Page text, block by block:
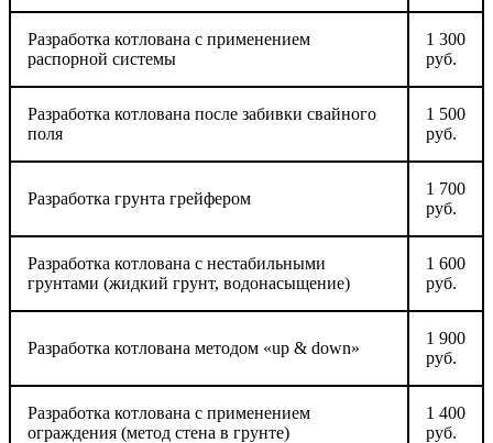
Разработка котлована с применением
распорной системы
1 300
руб.
Разработка котлована после забивки свайного
поля
1 500
руб.
Разработка грунта грейфером
1 700
руб.
Разработка котлована с нестабильными
грунтами (жидкий грунт, водонасыщение)
1 600
руб.
Разработка котлована методом «up & down»
1 900
руб.
Разработка котлована с применением
ограждения (метод стена в грунте)
1 400
руб.